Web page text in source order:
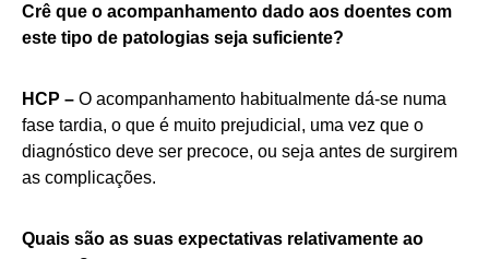
Crê que o acompanhamento dado aos doentes com
este tipo de patologias seja suficiente?
HCP – O acompanhamento habitualmente dá-se numa
fase tardia, o que é muito prejudicial, uma vez que o
diagnóstico deve ser precoce, ou seja antes de surgirem
as complicações.
Quais são as suas expectativas relativamente ao